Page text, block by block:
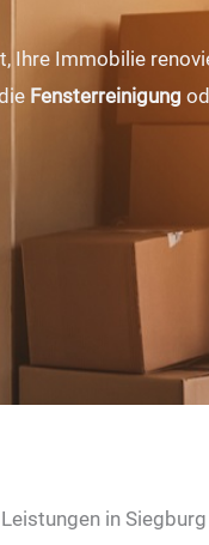
Ihre Immobilie
Fensterreinigung
Leistungen in Siegburg